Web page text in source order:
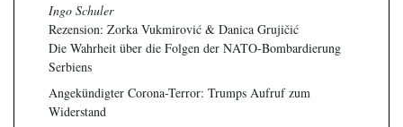
Ingo Schuler
Rezension: Zorka Vukmirović & Danica Grujičić
Die Wahrheit über die Folgen der NATO-Bombardierung
Serbiens
Angekündigter Corona-Terror: Trumps Aufruf zum
Widerstand